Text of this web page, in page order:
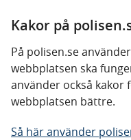
Kakor på
På polisen.se
webbplatsen ska
använder också kakor
webbplatsen bättre.
Så här använder